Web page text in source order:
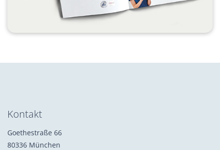
Kontakt
Goethestraße 66
80336 München